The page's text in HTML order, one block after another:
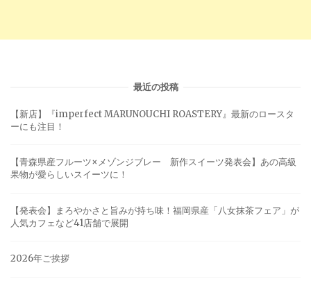
最近の投稿
【新店】『imperfect MARUNOUCHI ROASTERY』最新のロースタ
ーにも注目！
【青森県産フルーツ×メゾンジブレー 新作スイーツ発表会】あの高級
果物が愛らしいスイーツに！
【発表会】まろやかさと旨みが持ち味！福岡県産「八女抹茶フェア」が
人気カフェなど41店舗で展開
2026年ご挨拶